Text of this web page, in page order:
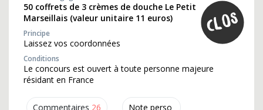
Commentaires 26 Note perso
50 coffrets de 3 crèmes de douche Le Petit
Marseillais (valeur unitaire 11 euros)
Principe
Laissez vos coordonnées
Conditions
Le concours est ouvert à toute personne majeure
résidant en France